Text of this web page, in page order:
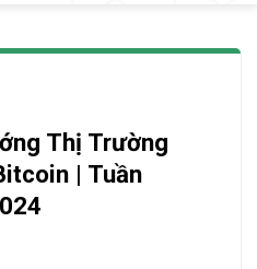
Thị Trường
| Tuần